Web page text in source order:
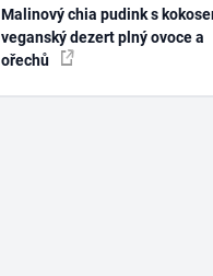
Malinový chia pudink s
veganský dezert plný ovoce a
ořechů